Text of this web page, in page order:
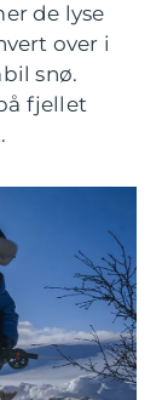
de lyse
over i
snø.
fjellet